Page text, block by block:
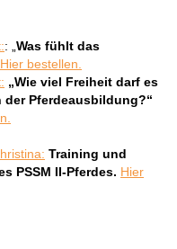
: „ Was fühlt das
Hier bestellen.
„Wie viel Freiheit darf es
der Pferdeausbildung?“
Training und
PSSM II-Pferdes. Hier